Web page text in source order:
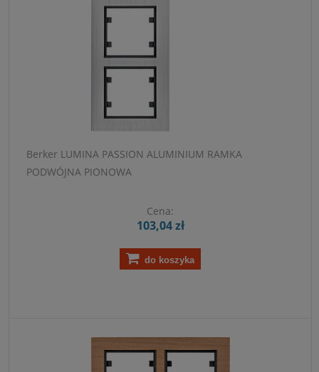
Berker LUMINA PASSION ALUMINIUM RAMKA
PODWÓJNA PIONOWA
Cena:
103,04 zł
do koszyka